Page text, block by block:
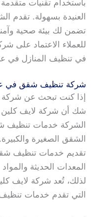
باستخدام تقنيات
العنيدة بسهولة. تقدم
تضمن لك بيئة صحية
للعملاء الاعتماد على
في تنظيف المنازل في
شركة تنظيف شقق في
إذا كنت تبحث عن
شك أن شركة لايف كلين
الشركة خدمات تنظيف
الشقق الصغيرة
تقديم خدمات تنظيف
المعدات الحديثة
لذلك، تُعد شركة لايف
التي تقدم خدمات